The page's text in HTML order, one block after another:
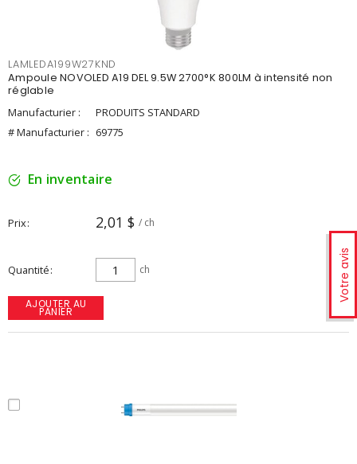
Votre avis
LAMLEDA199W27KND
Ampoule NOVOLED A19 DEL 9.5W 2700°K 800LM à intensité non
réglable
Manufacturier :
PRODUITS STANDARD
# Manufacturier : 69775
En inventaire
Prix 2,01 $ / ch
Quantité ch
AJOUTER AU
PANIER